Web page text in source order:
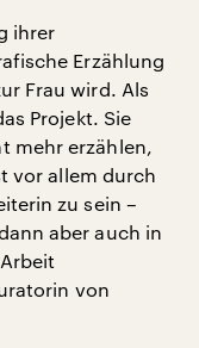
ihrer
Erzählung
Frau wird. Als
Projekt. Sie
mehr erzählen,
vor allem durch
zu sein –
aber auch in
von